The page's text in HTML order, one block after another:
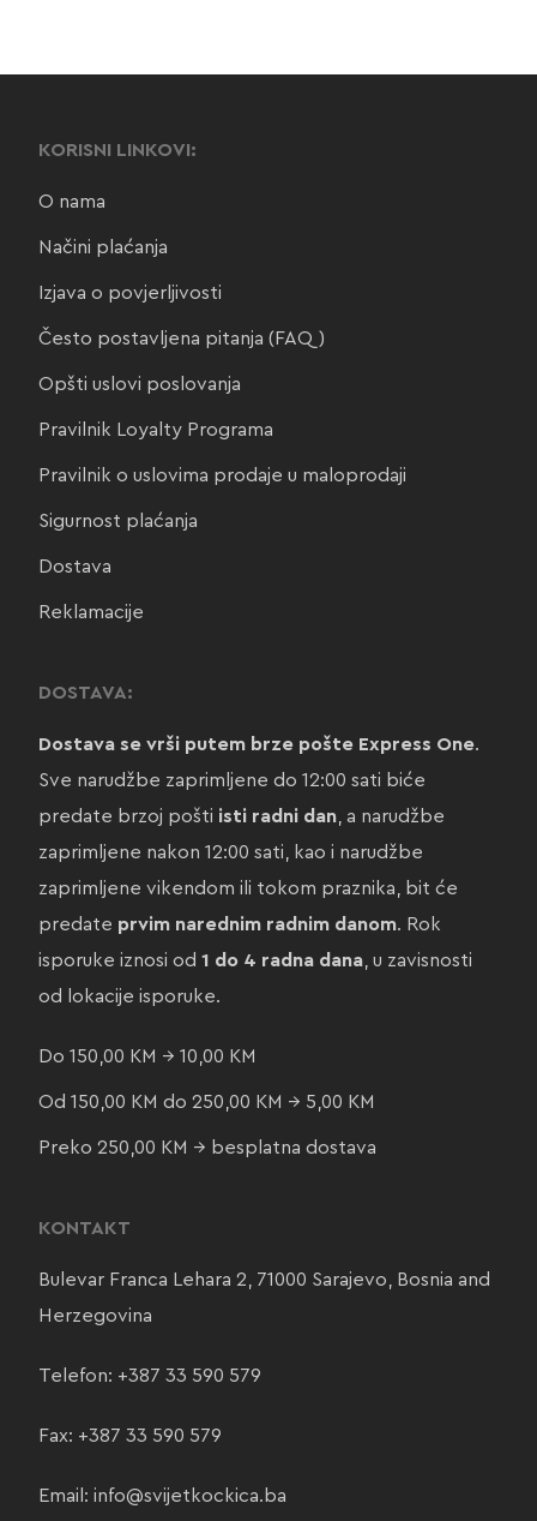
KORISNI LINKOVI:
O nama
Načini plaćanja
Izjava o povjerljivosti
Često postavljena pitanja (FAQ)
Opšti uslovi poslovanja
Pravilnik Loyalty Programa
Pravilnik o uslovima prodaje u maloprodaji
Sigurnost plaćanja
Dostava
Reklamacije
DOSTAVA:
Dostava se vrši putem brze pošte Express One.
Sve narudžbe zaprimljene do 12:00 sati biće
predate brzoj pošti isti radni dan, a narudžbe
zaprimljene nakon 12:00 sati, kao i narudžbe
zaprimljene vikendom ili tokom praznika, bit će
predate prvim narednim radnim danom. Rok
isporuke iznosi od 1 do 4 radna dana, u zavisnosti
od lokacije isporuke.
Do 150,00 KM → 10,00 KM
Od 150,00 KM do 250,00 KM → 5,00 KM
Preko 250,00 KM → besplatna dostava
KONTAKT
Bulevar Franca Lehara 2, 71000 Sarajevo, Bosnia and
Herzegovina
Telefon: +387 33 590 579
Fax: +387 33 590 579
Email: info@svijetkockica.ba